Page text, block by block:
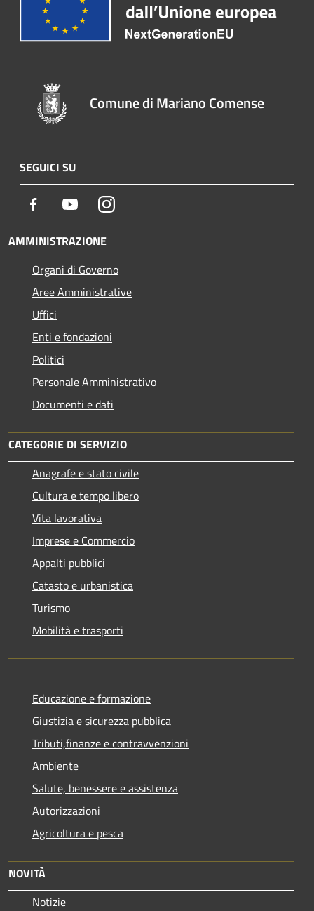
Comune di Mariano Comense
SEGUICI SU
Facebook YoutubeInstagram
AMMINISTRAZIONE
Organi di Governo
Aree Amministrative
Uffici
Enti e fondazioni
Politici
Personale Amministrativo
Documenti e dati
CATEGORIE DI SERVIZIO
Anagrafe e stato civile
Cultura e tempo libero
Vita lavorativa
Imprese e Commercio
Appalti pubblici
Catasto e urbanistica
Turismo
Mobilità e trasporti
Educazione e formazione
Giustizia e sicurezza pubblica
Tributi,finanze e contravvenzioni
Ambiente
Salute, benessere e assistenza
Autorizzazioni
Agricoltura e pesca
NOVITÀ
Notizie